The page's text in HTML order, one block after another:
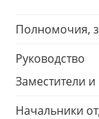
Полномочия,
Руководство
Заместители
Начальники